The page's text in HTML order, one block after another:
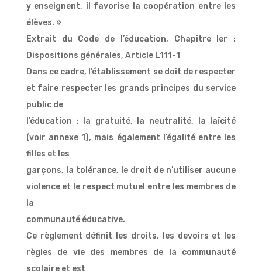
y enseignent, il favorise la coopération entre les
élèves. »
Extrait du Code de l’éducation, Chapitre Ier :
Dispositions générales, Article L111-1
Dans ce cadre, l’établissement se doit de respecter
et faire respecter les grands principes du service
public de
l’éducation : la gratuité, la neutralité, la laïcité
(voir annexe 1), mais également l’égalité entre les
filles et les
garçons, la tolérance, le droit de n’utiliser aucune
violence et le respect mutuel entre les membres de
la
communauté éducative.
Ce règlement définit les droits, les devoirs et les
règles de vie des membres de la communauté
scolaire et est